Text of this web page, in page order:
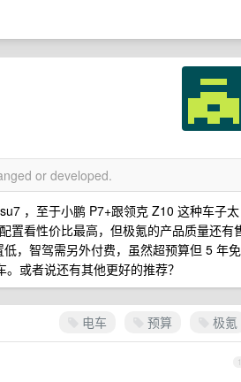
or developed.
，至于小鹏 P7+跟领克 Z10 这种车子太
置看性价比最高，但极氪的产品质量还有
，智驾需另外付费，虽然超预算但 5 年免
或者说还有其他更好的推荐？
电车 预算 极氪
1